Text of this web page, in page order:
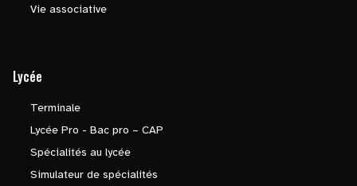
Vie associative
Lycée
Terminale
Lycée Pro - Bac pro – CAP
Spécialités au lycée
Simulateur de spécialités